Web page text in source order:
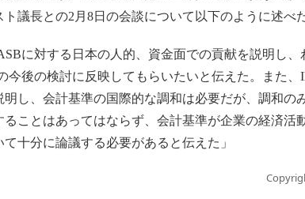
ト議長との2月8日の会談について以下のように述べた
に対する日本の人的、資金面での貢献を説明し、
今後の検討に反映してもらいたいと伝えた。また、
明し、会計基準の国際的な調和は必要だが、調和の
ることはあってはならず、会計基準が企業の経済活
て十分に論議する必要があると伝えた」